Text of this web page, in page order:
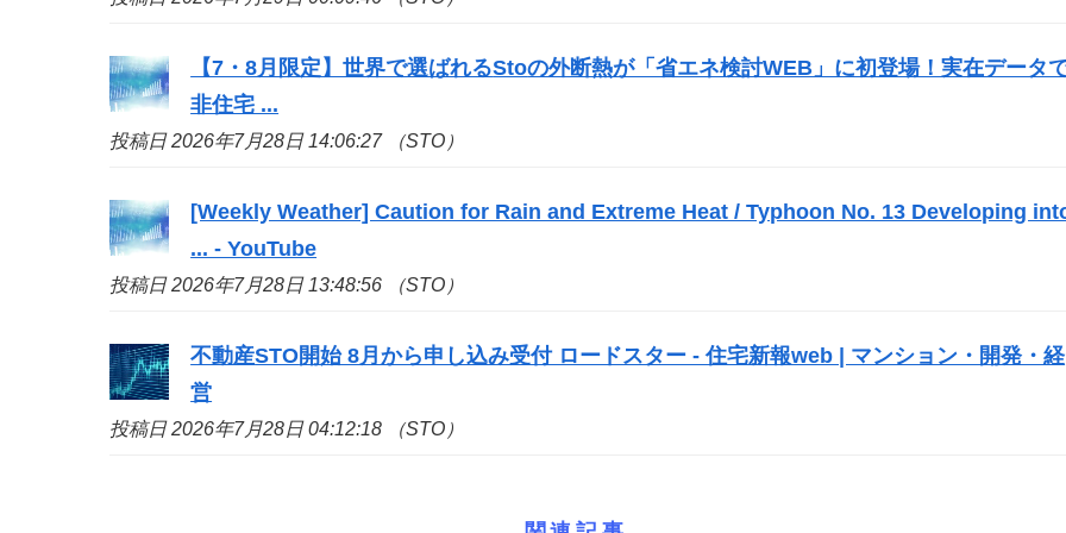
【7・8月限定】世界で選ばれるStoの外断熱が「省エネ検討WEB」に初登場！実在データ
非住宅 ...
投稿日 2026年7月28日 14:06:27 （STO）
[Weekly Weather] Caution for Rain and Extreme Heat / Typhoon No. 13 Developing
... - YouTube
投稿日 2026年7月28日 13:48:56 （STO）
不動産STO開始 8月から申し込み受付 ロードスター - 住宅新報web | マンション・開発・経
営
投稿日 2026年7月28日 04:12:18 （STO）